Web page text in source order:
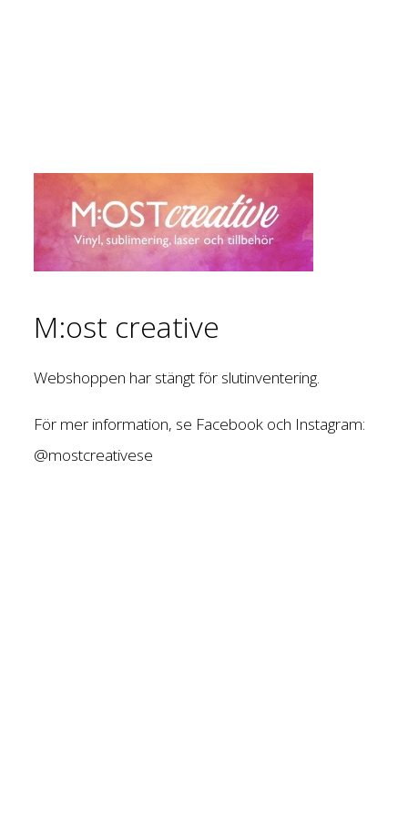
M:ost creative
Webshoppen har stängt för slutinventering.
För mer information, se Facebook och Instagram:
@mostcreativese